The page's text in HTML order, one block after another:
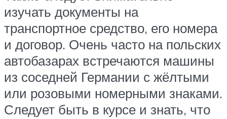
изучать документы на
транспортное средство, его номера
и договор. Очень часто на польских
автобазарах встречаются машины
из соседней Германии с жёлтыми
или розовыми номерными знаками.
Следует быть в курсе и знать, что